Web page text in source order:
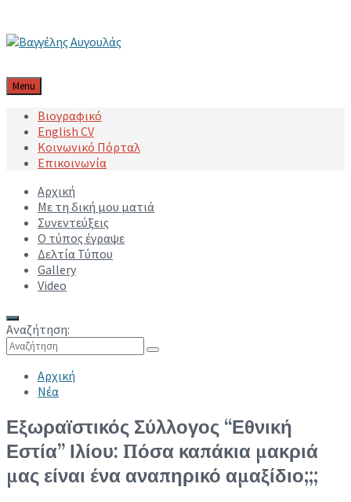
Menu
Βιογραφικό
English CV
Κοινωνικό Πόρταλ
Επικοινωνία
Αρχική
Με τη δική μου ματιά
Συνεντεύξεις
Ο τύπος έγραψε
Δελτία Τύπου
Gallery
Video
Αναζήτηση:
Αρχική
Νέα
Εξωραϊστικός Σύλλογος “Εθνική
Εστία” Ιλίου: Πόσα καπάκια μακριά
μας είναι ένα αναπηρικό αμαξίδιο;;;